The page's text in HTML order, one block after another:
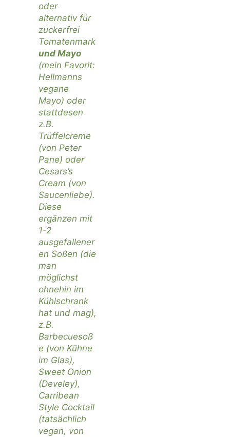
oder
alternativ für
zuckerfrei
Tomatenmark
und Mayo
(mein Favorit:
Hellmanns
vegane
Mayo) oder
stattdesen
z.B.
Trüffelcreme
(von Peter
Pane) oder
Cesars’s
Cream (von
Saucenliebe).
Diese
ergänzen mit
1-2
ausgefallener
en Soßen (die
man
möglichst
ohnehin im
Kühlschrank
hat und mag),
z.B.
Barbecuesoß
e (von Kühne
im Glas),
Sweet Onion
(Develey),
Carribean
Style Cocktail
(tatsächlich
vegan, von